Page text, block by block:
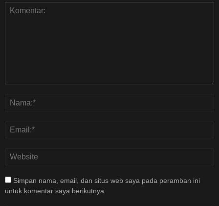
Simpan nama, email, dan situs web saya pada peramban ini
untuk komentar saya berikutnya.